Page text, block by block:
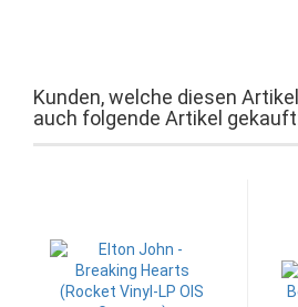
Kunden, welche diesen
auch folgende Artikel